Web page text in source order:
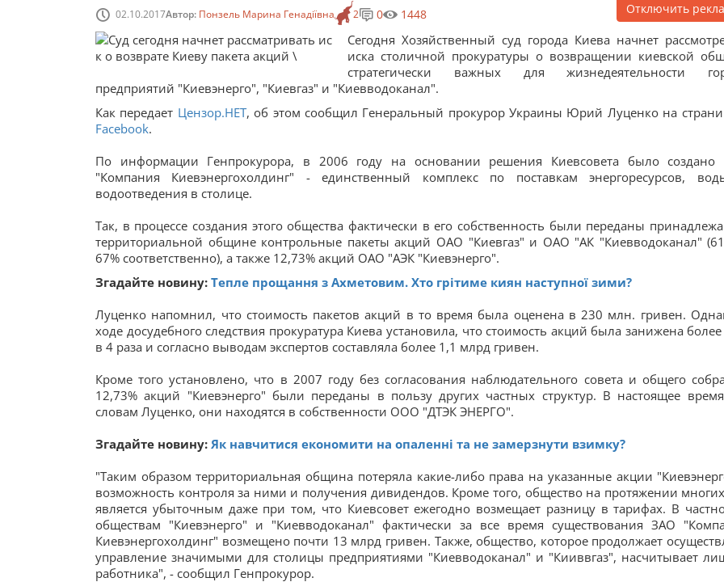
02.10.2017Автор: Понзель Марина Генадіївна 2 0 1448 Отключить
Сегодня Хозяйственный суд города Киева начнет
иска столичной прокуратуры о возвращении киевской
стратегически важных для жизнедеятельности
предприятий "Киевэнерго", "Киевгаз" и "Киевводоканал".
Как передает Цензор.НЕТ, об этом сообщил Генеральный прокурор Украины Юрий Луценко на
Facebook.
По информации Генпрокурора, в 2006 году на основании решения Киевсовета было создано
"Компания Киевэнергохолдинг" - единственный комплекс по поставкам энергоресурсов,
водоотведения в столице.
Так, в процессе создания этого общества фактически в его собственность были переданы
территориальной общине контрольные пакеты акций ОАО "Киевгаз" и ОАО "АК "Киевводоканал"
67% соответственно), а также 12,73% акций ОАО "АЭК "Киевэнерго".
Згадайте новину: Тепле прощання з Ахметовим. Хто грітиме киян наступної зими?
Луценко напомнил, что стоимость пакетов акций в то время была оценена в 230 млн. гривен.
ходе досудебного следствия прокуратура Киева установила, что стоимость акций была занижена
в 4 раза и согласно выводам экспертов составляла более 1,1 млрд гривен.
Кроме того установлено, что в 2007 году без согласования наблюдательного совета и общего
12,73% акций "Киевэнерго" были переданы в пользу других частных структур. В настоящее
словам Луценко, они находятся в собственности ООО "ДТЭК ЭНЕРГО".
Згадайте новину: Як навчитися економити на опаленні та не замерзнути взимку?
"Таким образом территориальная община потеряла какие-либо права на указанные акции
возможность контроля за ними и получения дивидендов. Кроме того, общество на протяжении
является убыточным даже при том, что Киевсовет ежегодно возмещает разницу в тарифах. В
обществам "Киевэнерго" и "Киевводоканал" фактически за все время существования ЗАО
Киевэнергохолдинг" возмещено почти 13 млрд гривен. Также, общество, которое продолжает
управление значимыми для столицы предприятиями "Киевводоканал" и "Кииввгаз", насчитывает
работника", - сообщил Генпрокурор.